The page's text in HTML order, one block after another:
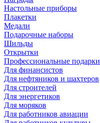
Настольные приборы
Плакетки
Медали
Подарочные наборы
Шильды
Открытки
Профессиональные подарки
Для финансистов
Для нефтяников и шахтеров
Для строителей
Для энергетиков
Для моряков
Для работников авиации